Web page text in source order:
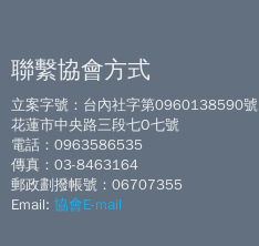
聯繫協會方式
立案字號：台內社字第0960138590號
花蓮市中央路三段七O七號
電話：0963586535
傳真：03-8463164
郵政劃撥帳號：06707355
Email: 協會E-mail